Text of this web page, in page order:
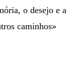
o desejo e a
caminhos»